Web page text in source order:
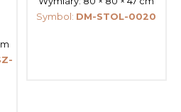
Symbol: DM-STOL-0020